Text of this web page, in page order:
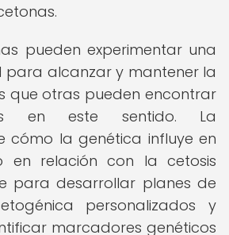
pueden experimentar una
alcanzar y mantener la
que otras pueden encontrar
en este sentido. La
cómo la genética influye en
en relación con la cetosis
para desarrollar planes de
personalizados y
marcadores genéticos